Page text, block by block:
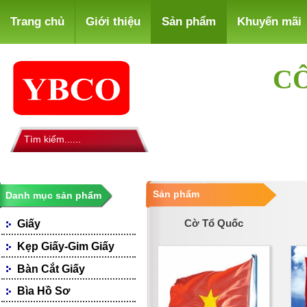
Trang chủ Giới thiệu Sản phẩm Khuyến mãi
Danh mục sản phẩm
Giấy
Giấy Photocopy
Giấy Fax
Giấy Bìa, Ford Màu
Giấy Notes-Decals
Loại Giấy Khác
Kẹp Giấy-Gim Giấy
Bàn Cắt Giấy
Bìa Hồ Sơ
Sản phẩm
Cờ Tổ Quốc